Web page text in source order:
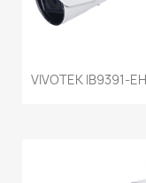
VIVOTEK IB9391-